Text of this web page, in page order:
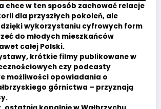
chce w ten sposób zachować relacje
dla przyszłych pokoleń, ale
wykorzystaniu cyfrowych form
do młodych mieszkańców
całej Polski.
krótkie filmy publikowane w
czy podcasty
możliwości opowiadania o
górnictwa – przyznają